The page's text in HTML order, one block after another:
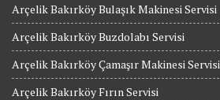
Arçelik Bakırköy Bulaşık Makinesi Servisi
Arçelik Bakırköy Buzdolabı Servisi
Arçelik Bakırköy Çamaşır Makinesi Servisi
Arçelik Bakırköy Fırın Servisi